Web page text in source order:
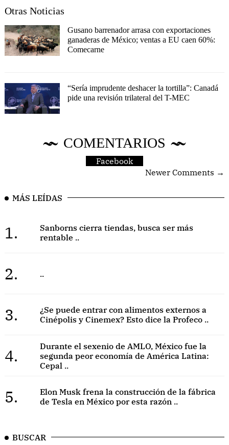
Otras Noticias
Gusano barrenador arrasa con exportaciones
ganaderas de México; ventas a EU caen 60%:
Comecarne
“Sería imprudente deshacer la tortilla”: Canadá
pide una revisión trilateral del T-MEC
COMENTARIOS
Facebook
Newer Comments →
MÁS LEÍDAS
1.
Sanborns cierra tiendas, busca ser más
rentable ..
2. ..
3.
¿Se puede entrar con alimentos externos a
Cinépolis y Cinemex? Esto dice la Profeco ..
4.
Durante el sexenio de AMLO, México fue la
segunda peor economía de América Latina:
Cepal ..
5.
Elon Musk frena la construcción de la fábrica
de Tesla en México por esta razón ..
BUSCAR